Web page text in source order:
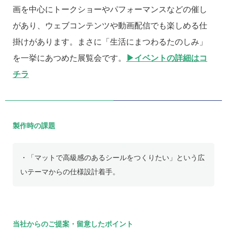
画を中心にトークショーやパフォーマンスなどの催し
があり、ウェブコンテンツや動画配信でも楽しめる仕
掛けがあります。まさに「生活にまつわるたのしみ」
を一挙にあつめた展覧会です。
▶イベントの詳細はコ
チラ
製作時の課題
・「マットで高級感のあるシールをつくりたい」という広
いテーマからの仕様設計着手。
当社からのご提案・留意したポイント